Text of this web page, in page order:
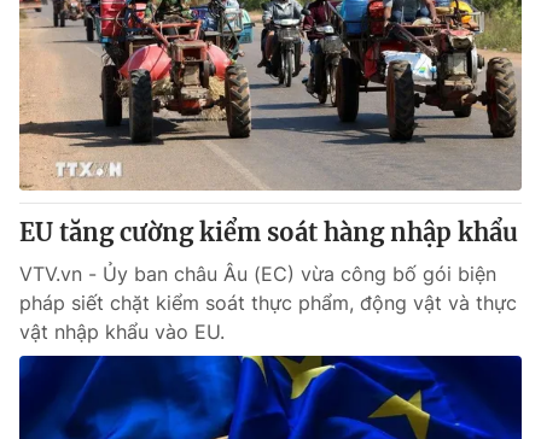
EU tăng cường kiểm soát hàng nhập khẩu
VTV.vn - Ủy ban châu Âu (EC) vừa công bố gói biện
pháp siết chặt kiểm soát thực phẩm, động vật và thực
vật nhập khẩu vào EU.